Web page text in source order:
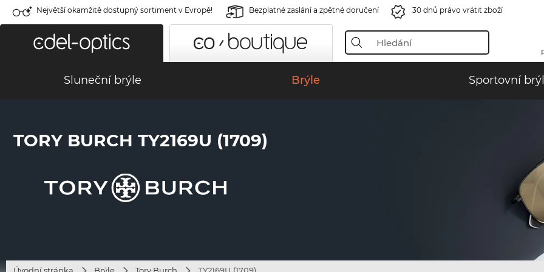
Největší okamžitě dostupný sortiment v Evropě! Bezplatné zaslání a zpětné doručení 30 dnů právo vrátit zboží
Sluneční brýle Brýle Sportovní
TORY BURCH TY2169U (1709)